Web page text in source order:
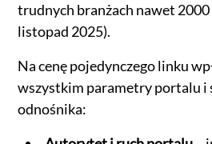
trudnych branżach nawet 2000
listopad 2025).
Na cenę pojedynczego linku
wszystkim parametry portalu i
odnośnika: